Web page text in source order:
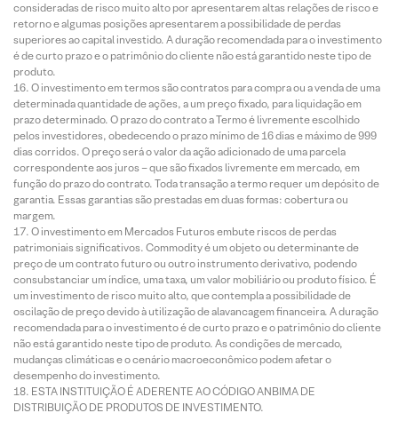
consideradas de risco muito alto por apresentarem altas relações de risco e
retorno e algumas posições apresentarem a possibilidade de perdas
superiores ao capital investido. A duração recomendada para o investimento
é de curto prazo e o patrimônio do cliente não está garantido neste tipo de
produto.
O investimento em termos são contratos para compra ou a venda de uma
determinada quantidade de ações, a um preço fixado, para liquidação em
prazo determinado. O prazo do contrato a Termo é livremente escolhido
pelos investidores, obedecendo o prazo mínimo de 16 dias e máximo de 999
dias corridos. O preço será o valor da ação adicionado de uma parcela
correspondente aos juros – que são fixados livremente em mercado, em
função do prazo do contrato. Toda transação a termo requer um depósito de
garantia. Essas garantias são prestadas em duas formas: cobertura ou
margem.
O investimento em Mercados Futuros embute riscos de perdas
patrimoniais significativos. Commodity é um objeto ou determinante de
preço de um contrato futuro ou outro instrumento derivativo, podendo
consubstanciar um índice, uma taxa, um valor mobiliário ou produto físico. É
um investimento de risco muito alto, que contempla a possibilidade de
oscilação de preço devido à utilização de alavancagem financeira. A duração
recomendada para o investimento é de curto prazo e o patrimônio do cliente
não está garantido neste tipo de produto. As condições de mercado,
mudanças climáticas e o cenário macroeconômico podem afetar o
desempenho do investimento.
ESTA INSTITUIÇÃO É ADERENTE AO CÓDIGO ANBIMA DE
DISTRIBUIÇÃO DE PRODUTOS DE INVESTIMENTO.